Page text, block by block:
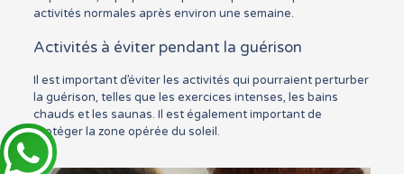
activités normales après environ une semaine.
Activités à éviter pendant la guérison
Il est important d’éviter les activités qui pourraient perturber
la guérison, telles que les exercices intenses, les bains
chauds et les saunas. Il est également important de
protéger la zone opérée du soleil.